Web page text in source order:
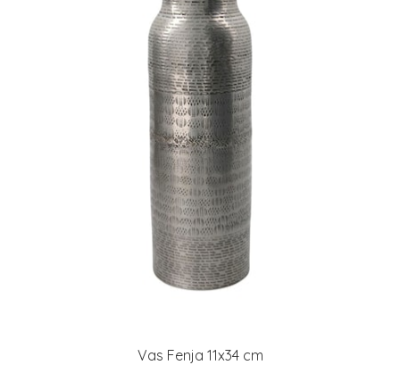
Vas Fenja 11x34 cm